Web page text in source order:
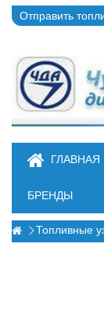
Отправить
ГЛАВНАЯ
БРЕНДЫ
Топливные